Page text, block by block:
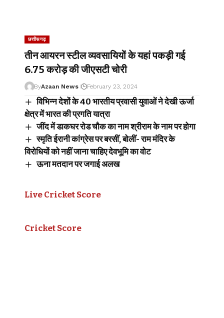
छत्तीसगढ़
तीन आयरन स्टील व्यवसायियों के यहां पकड़ी गई
6.75 करोड़ की जीएसटी चोरी
ByAzaan News February 23, 2024
विभिन्न देशों के 40 भारतीय प्रवासी युवाओं ने देखी ऊर्जा
क्षेत्र में भारत की प्रगति यात्रा
जींद में डाकघर रोड चौक का नाम श्रीराम के नाम पर होगा
स्मृति ईरानी कांग्रेस पर बरसीं, बोलीं- राम मंदिर के
विरोधियों को नहीं जाना चाहिए देवभूमि का वोट
ऊना मतदान पर जगाई अलख
Live Cricket Score
Cricket Score